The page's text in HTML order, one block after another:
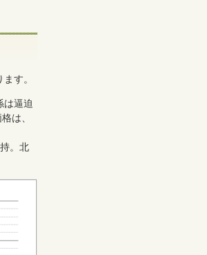
す。
は逼迫
は、
。北